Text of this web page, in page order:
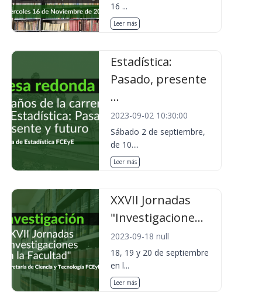
16 ...
Leer más
Estadística:
Pasado, presente
...
2023-09-02 10:30:00
Sábado 2 de septiembre,
de 10....
Leer más
XXVII Jornadas
"Investigacione...
2023-09-18 null
18, 19 y 20 de septiembre
en l...
Leer más